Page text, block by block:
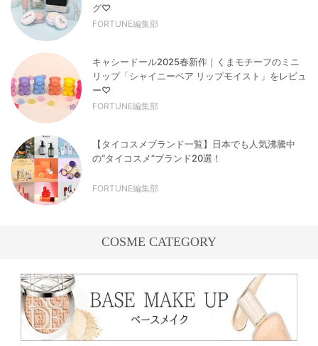
グ♡
FORTUNE編集部
キャシードール2025春新作｜くまモチーフのミニ
リップ「シャイニーベア リップモイスト」をレビュ
ー♡
FORTUNE編集部
【タイコスメブランド一覧】日本でも人気沸騰中
の“タイコスメ”ブランド20選！
FORTUNE編集部
COSME CATEGORY